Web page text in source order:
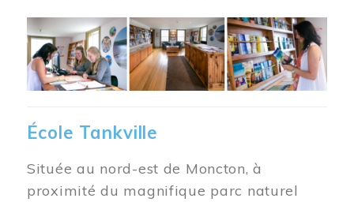
Image
École Tankville
Située au nord-est de Moncton, à
proximité du magnifique parc naturel